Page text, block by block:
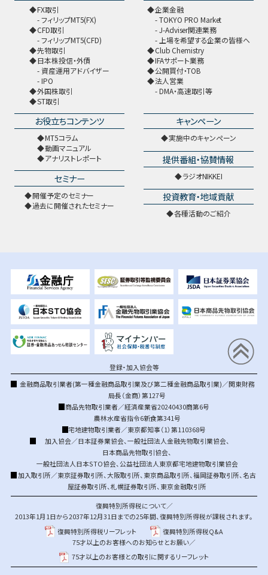
FX取引
フィリップMT5(FX)
CFD取引
フィリップMT5(CFD)
先物取引
日本株投信・外債
資産運用アドバイザー
IPO
外国株取引
ST取引
企業金融
TOKYO PRO Market
J-Adviser関連業務
上場を希望する企業の皆様へ
Club Chemistry
IFAサポート業務
公開買付・TOB
法人営業
DMA・高速取引等
お役立ちコンテンツ
MT5コラム
動画マニュアル
アナリストレポート
セミナー
開催予定のセミナー
過去に開催されたセミナー
キャンペーン
実施中のキャンペーン
提供番組・協賛情報
ラジオNIKKEI
投資教育・地域貢献
各種活動のご紹介
登録・加入協会等
金融商品取引業者(第一種金融商品取引業及び第二種金融商品取引業)／関東財務
局長（金商）第127号
商品先物取引業者／経済産業省20240430商第6号
農林水産省指令6新食第341号
宅地建物取引業者／東京都知事（1）第110368号
加入協会／日本証券業協会、 一般社団法人金融先物取引業協会、
日本商品先物取引協会、
一般社団法人日本STO協会、 公益社団法人東京都宅地建物取引業協会
加入取引所／東京証券取引所、大阪取引所、 東京商品取引所、福岡証券取引所、名古
屋証券取引所、札幌証券取引所、 東京金融取引所
復興特別所得税について／
2013年1月1日から2037年12月31日までの25年間、復興特別所得税が課税されます。
復興特別所得税リーフレット
復興特別所得税Q&A
75才以上のお客様へのお知らせとお願い／
75才以上のお客様との取引に関するリーフレット